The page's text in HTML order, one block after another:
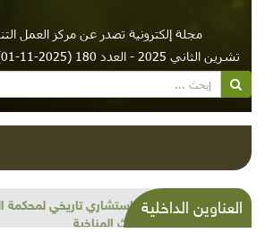
مجلة إلكترونية تصدر عن مركز العمل
تشرين الثاني 2025 - العدد 180 (2025-11-01)
العناوين الداخليةشذرات بيئية وتنموية...بنية
وحاكورة ونوبل وزيتون